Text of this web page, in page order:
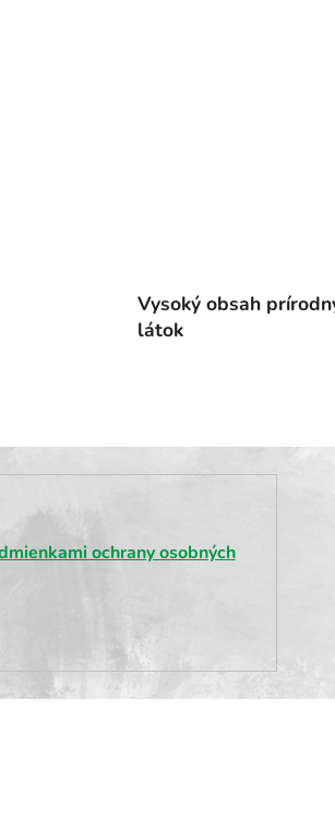
Vysoký obsah
látok
ochrany osobných